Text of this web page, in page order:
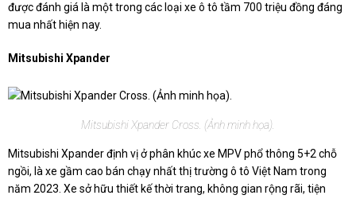
được đánh giá là một trong các loại xe ô tô tầm 700 triệu đồng đáng
mua nhất hiện nay.
Mitsubishi Xpander
Mitsubishi Xpander Cross. (Ảnh minh họa).
Mitsubishi Xpander định vị ở phân khúc xe MPV phổ thông 5+2 chỗ
ngồi, là xe gầm cao bán chạy nhất thị trường ô tô Việt Nam trong
năm 2023. Xe sở hữu thiết kế thời trang, không gian rộng rãi, tiện